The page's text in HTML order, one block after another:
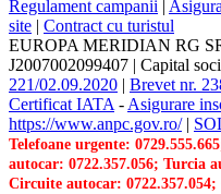
Regulament campanii
site
Contract cu turistul
EUROPA MERIDIAN RG
J2007002099407
Capital
221/02.09.2020
Brevet nr.
Certificat IATA-Asigurare
https://www.anpc.gov.ro/|
Telefoane urgente:
autocar: 0722.357.056; Turcia
Circuite autocar: